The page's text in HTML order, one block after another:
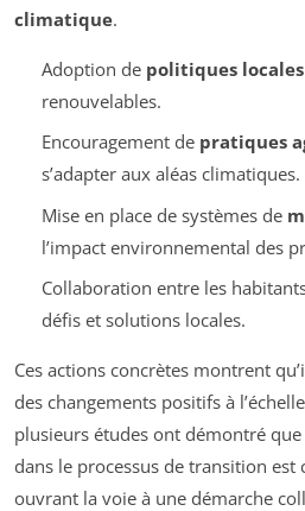
climatique.
Adoption de politiques locales
renouvelables.
Encouragement de pratiques
s’adapter aux aléas climatiques.
Mise en place de systèmes de
l’impact environnemental des
Collaboration entre les
défis et solutions locales.
Ces actions concrètes montrent
des changements positifs à
plusieurs études ont démontré
dans le processus de transition est
ouvrant la voie à une démarche